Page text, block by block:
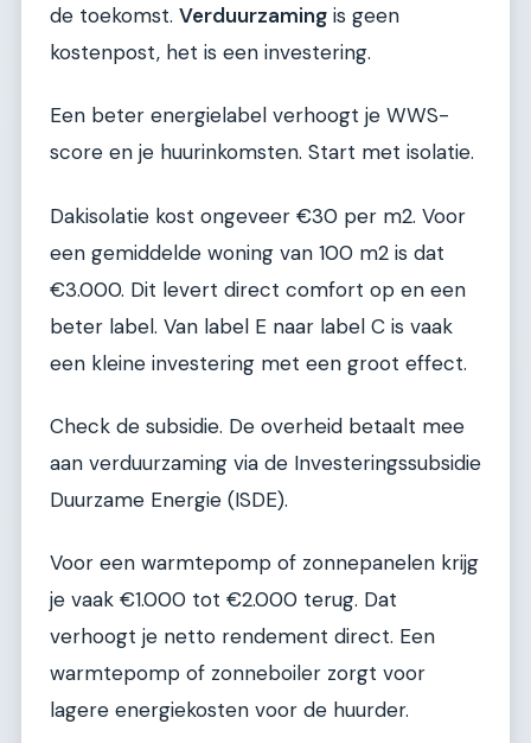
de toekomst. Verduurzaming is geen
kostenpost, het is een investering.
Een beter energielabel verhoogt je WWS-
score en je huurinkomsten. Start met isolatie.
Dakisolatie kost ongeveer €30 per m2. Voor
een gemiddelde woning van 100 m2 is dat
€3.000. Dit levert direct comfort op en een
beter label. Van label E naar label C is vaak
een kleine investering met een groot effect.
Check de subsidie. De overheid betaalt mee
aan verduurzaming via de Investeringssubsidie
Duurzame Energie (ISDE).
Voor een warmtepomp of zonnepanelen krijg
je vaak €1.000 tot €2.000 terug. Dat
verhoogt je netto rendement direct. Een
warmtepomp of zonneboiler zorgt voor
lagere energiekosten voor de huurder.